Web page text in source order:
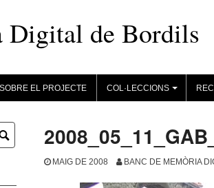
Digital de Bordils
SOBRE EL PROJECTE
+
COL·LECCIONS
MAIG DE 2008 BANC DE MEMÒRIA